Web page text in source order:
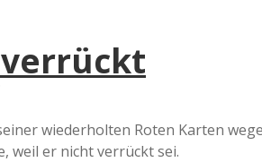
wiederholten Roten Karten
weil er nicht verrückt sei.